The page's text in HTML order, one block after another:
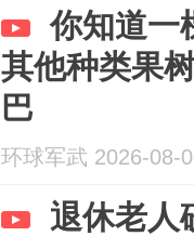
你知道一
其他种类果
巴
环球军武 2026-08-
退休老人